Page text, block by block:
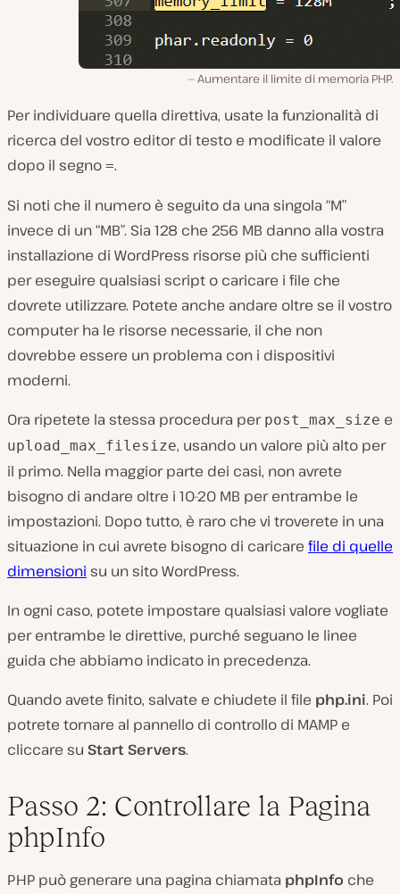
Aumentare il limite di memoria PHP.
Per individuare quella direttiva, usate la funzionalità di
ricerca del vostro editor di testo e modificate il valore
dopo il segno =.
Si noti che il numero è seguito da una singola “M”
invece di un “MB”. Sia 128 che 256 MB danno alla vostra
installazione di WordPress risorse più che sufficienti
per eseguire qualsiasi script o caricare i file che
dovrete utilizzare. Potete anche andare oltre se il vostro
computer ha le risorse necessarie, il che non
dovrebbe essere un problema con i dispositivi
moderni.
Ora ripetete la stessa procedura per post_max_size e
upload_max_filesize, usando un valore più alto per
il primo. Nella maggior parte dei casi, non avrete
bisogno di andare oltre i 10-20 MB per entrambe le
impostazioni. Dopo tutto, è raro che vi troverete in una
situazione in cui avrete bisogno di caricare file di quelle
dimensioni su un sito WordPress.
In ogni caso, potete impostare qualsiasi valore vogliate
per entrambe le direttive, purché seguano le linee
guida che abbiamo indicato in precedenza.
Quando avete finito, salvate e chiudete il file php.ini. Poi
potrete tornare al pannello di controllo di MAMP e
cliccare su Start Servers.
Passo 2: Controllare la Pagina
phpInfo
PHP può generare una pagina chiamata phpInfo che